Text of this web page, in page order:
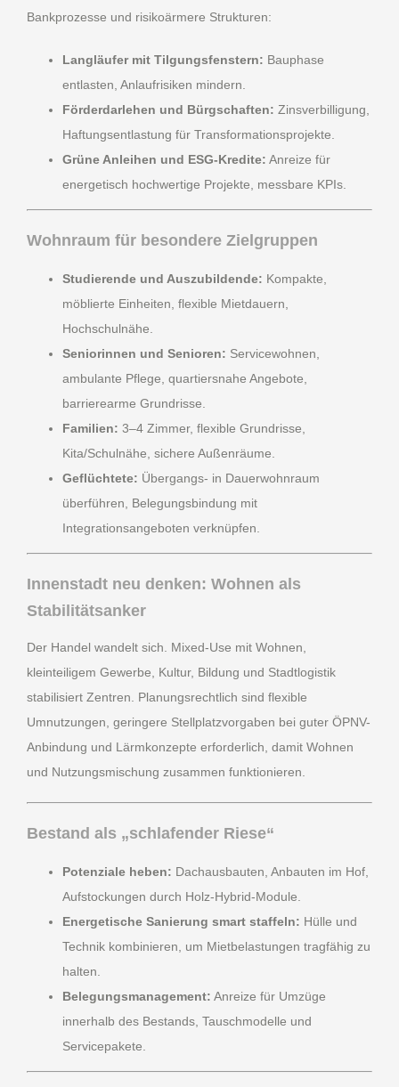
Bankprozesse und risikoärmere Strukturen:
Langläufer mit Tilgungsfenstern: Bauphase
entlasten, Anlaufrisiken mindern.
Förderdarlehen und Bürgschaften: Zinsverbilligung,
Haftungsentlastung für Transformationsprojekte.
Grüne Anleihen und ESG-Kredite: Anreize für
energetisch hochwertige Projekte, messbare KPIs.
Wohnraum für besondere Zielgruppen
Studierende und Auszubildende: Kompakte,
möblierte Einheiten, flexible Mietdauern,
Hochschulnähe.
Seniorinnen und Senioren: Servicewohnen,
ambulante Pflege, quartiersnahe Angebote,
barrierearme Grundrisse.
Familien: 3–4 Zimmer, flexible Grundrisse,
Kita/Schulnähe, sichere Außenräume.
Geflüchtete: Übergangs- in Dauerwohnraum
überführen, Belegungsbindung mit
Integrationsangeboten verknüpfen.
Innenstadt neu denken: Wohnen als
Stabilitätsanker
Der Handel wandelt sich. Mixed-Use mit Wohnen,
kleinteiligem Gewerbe, Kultur, Bildung und Stadtlogistik
stabilisiert Zentren. Planungsrechtlich sind flexible
Umnutzungen, geringere Stellplatzvorgaben bei guter ÖPNV-
Anbindung und Lärmkonzepte erforderlich, damit Wohnen
und Nutzungsmischung zusammen funktionieren.
Bestand als „schlafender Riese“
Potenziale heben: Dachausbauten, Anbauten im Hof,
Aufstockungen durch Holz-Hybrid-Module.
Energetische Sanierung smart staffeln: Hülle und
Technik kombinieren, um Mietbelastungen tragfähig zu
halten.
Belegungsmanagement: Anreize für Umzüge
innerhalb des Bestands, Tauschmodelle und
Servicepakete.